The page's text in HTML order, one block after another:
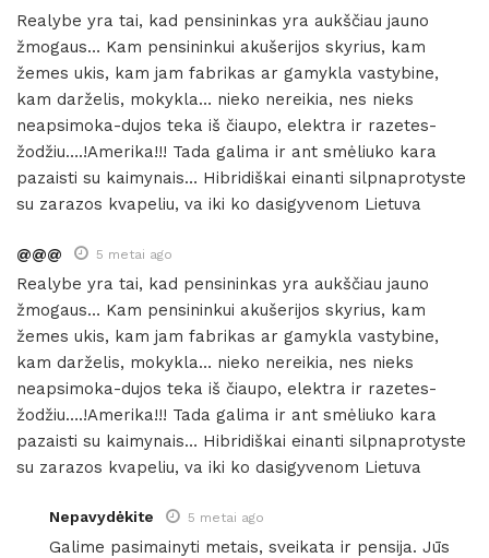
Realybe yra tai, kad pensininkas yra aukščiau jauno
žmogaus… Kam pensininkui akušerijos skyrius, kam
žemes ukis, kam jam fabrikas ar gamykla vastybine,
kam darželis, mokykla… nieko nereikia, nes nieks
neapsimoka-dujos teka iš čiaupo, elektra ir razetes-
žodžiu….!Amerika!!! Tada galima ir ant smėliuko kara
pazaisti su kaimynais… Hibridiškai einanti silpnaprotyste
su zarazos kvapeliu, va iki ko dasigyvenom Lietuva
@@@ 5 metai ago
Realybe yra tai, kad pensininkas yra aukščiau jauno
žmogaus… Kam pensininkui akušerijos skyrius, kam
žemes ukis, kam jam fabrikas ar gamykla vastybine,
kam darželis, mokykla… nieko nereikia, nes nieks
neapsimoka-dujos teka iš čiaupo, elektra ir razetes-
žodžiu….!Amerika!!! Tada galima ir ant smėliuko kara
pazaisti su kaimynais… Hibridiškai einanti silpnaprotyste
su zarazos kvapeliu, va iki ko dasigyvenom Lietuva
Nepavydėkite 5 metai ago
Galime pasimainyti metais, sveikata ir pensija. Jūs